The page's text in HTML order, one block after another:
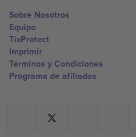
Sobre Nosotros
Equipo
TixProtect
Imprimir
Términos y Condiciones
Programa de afiliados